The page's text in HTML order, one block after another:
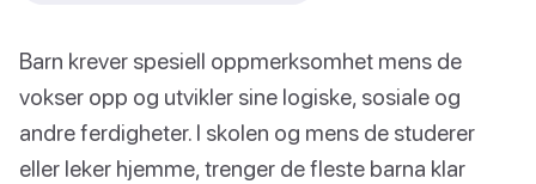
Barn krever spesiell oppmerksomhet mens de
vokser opp og utvikler sine logiske, sosiale og
andre ferdigheter. I skolen og mens de studerer
eller leker hjemme, trenger de fleste barna klar